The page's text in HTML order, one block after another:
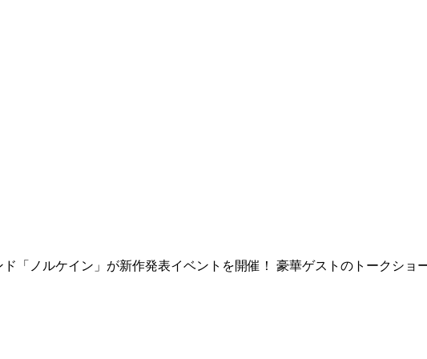
「ノルケイン」が新作発表イベントを開催！ 豪華ゲストのトークショ